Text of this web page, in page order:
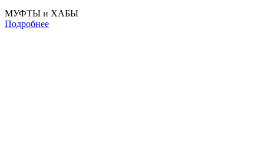
МУФТЫ и ХАБЫ
Подробнее